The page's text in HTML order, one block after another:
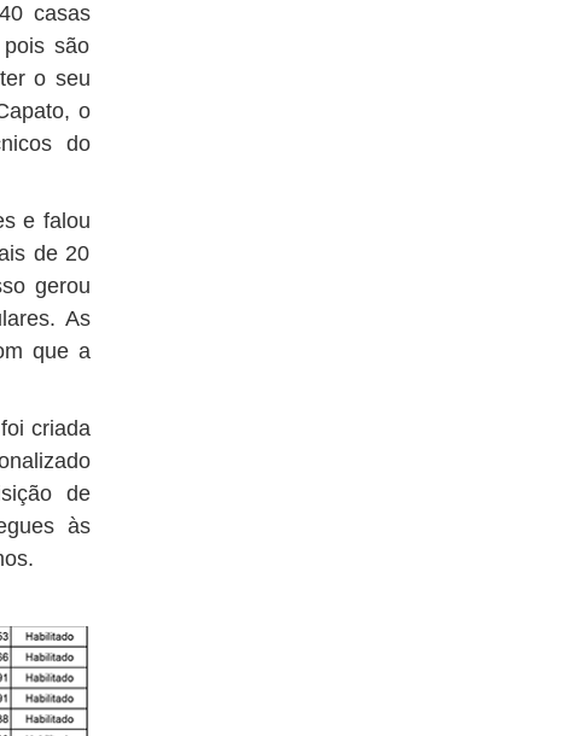
casas
são
o seu
o
do
e falou
de 20
gerou
As
que a
criada
de
às